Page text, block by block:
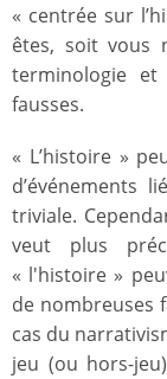
« centrée sur
êtes, soit vous
terminologie et
fausses.
« L’histoire »
d’événements
triviale.
veut plus
« l'histoire »
de nombreuses
cas du
jeu (ou hors-